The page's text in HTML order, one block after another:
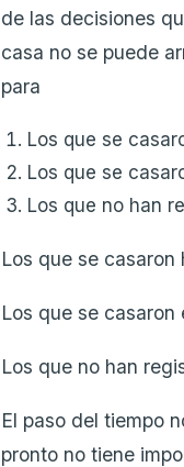
de las decisiones
casa no se puede
para
Los que se
Los que se
Los que no han
Los que se casaron
Los que se casaron
Los que no han
El paso del tiempo
pronto no tiene